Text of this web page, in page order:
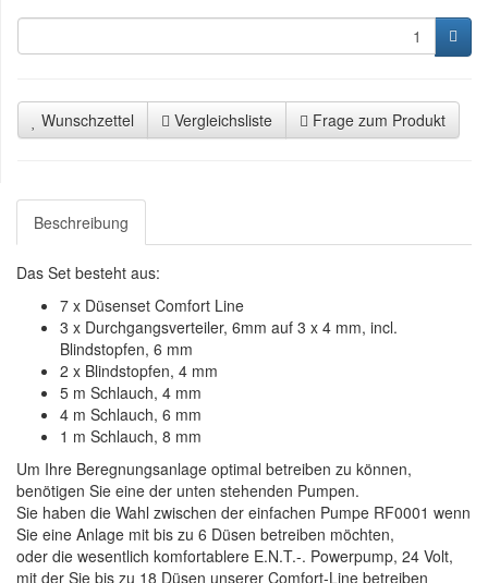
Wunschzettel Vergleichsliste Frage zum Produkt
Beschreibung
Das Set besteht aus:
7 x Düsenset Comfort Line
3 x Durchgangsverteiler, 6mm auf 3 x 4 mm, incl.
Blindstopfen, 6 mm
2 x Blindstopfen, 4 mm
5 m Schlauch, 4 mm
4 m Schlauch, 6 mm
1 m Schlauch, 8 mm
Um Ihre Beregnungsanlage optimal betreiben zu können,
benötigen Sie eine der unten stehenden Pumpen.
Sie haben die Wahl zwischen der einfachen Pumpe RF0001 wenn
Sie eine Anlage mit bis zu 6 Düsen betreiben möchten,
oder die wesentlich komfortablere E.N.T.-. Powerpump, 24 Volt,
mit der Sie bis zu 18 Düsen unserer Comfort-Line betreiben